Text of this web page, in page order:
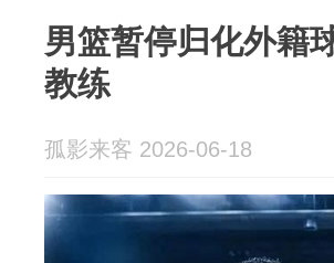
男篮暂停归化外籍
教练
孤影来客 2026-06-18